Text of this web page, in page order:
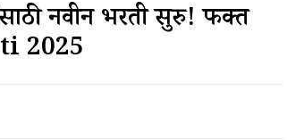
नवीन भरती सुरु! फक्त
2025